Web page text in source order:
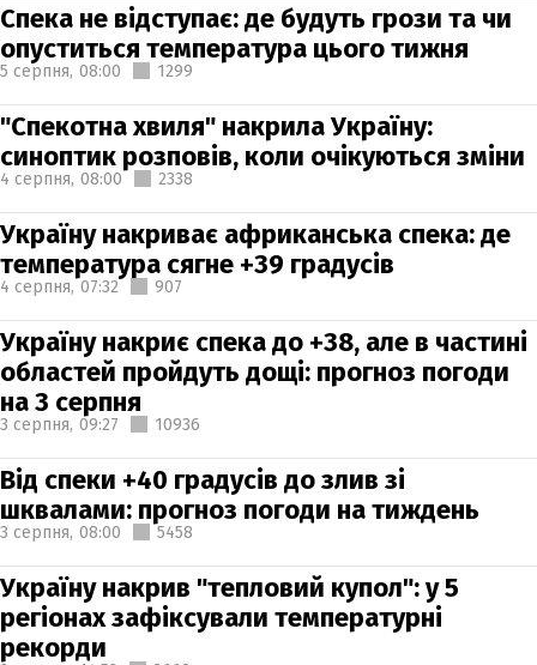
Спека не відступає: де будуть грози та чи
опуститься температура цього тижня
5 серпня, 08:00 1299
"Спекотна хвиля" накрила Україну:
синоптик розповів, коли очікуються зміни
4 серпня, 08:00 2338
Україну накриває африканська спека: де
температура сягне +39 градусів
4 серпня, 07:32 907
Україну накриє спека до +38, але в частині
областей пройдуть дощі: прогноз погоди
на 3 серпня
3 серпня, 09:27 10936
Від спеки +40 градусів до злив зі
шквалами: прогноз погоди на тиждень
3 серпня, 08:00 5458
Україну накрив "тепловий купол": у 5
регіонах зафіксували температурні
рекорди